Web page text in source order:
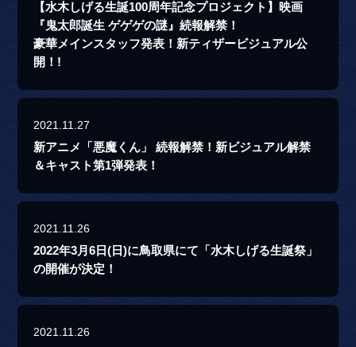
【水木しげる生誕100周年記念プロジェクト】映画
『鬼太郎誕生 ゲゲゲの謎』続報解禁！
豪華メインスタッフ発表！新ティザービジュアル公
開！!
2021.11.27
新アニメ「悪魔くん」 続報解禁！新ビジュアル解禁
＆キャスト第1弾発表！
2021.11.26
2022年3月6日(日)に鳥取県にて「水木しげる生誕祭」
の開催が決定！
2021.11.26